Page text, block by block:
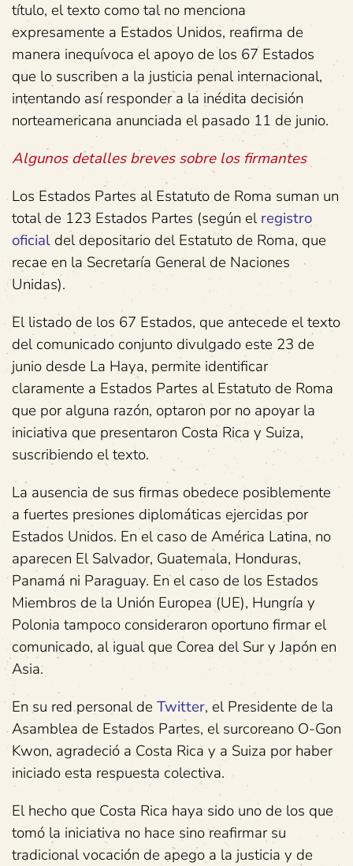
título, el texto como tal no menciona
expresamente a Estados Unidos, reafirma de
manera inequívoca el apoyo de los 67 Estados
que lo suscriben a la justicia penal internacional,
intentando así responder a la inédita decisión
norteamericana anunciada el pasado 11 de junio.
Algunos detalles breves sobre los firmantes
Los Estados Partes al Estatuto de Roma suman un
total de 123 Estados Partes (según elregistro
oficial del depositario del Estatuto de Roma, que
recae en la Secretaría General de Naciones
Unidas).
El listado de los 67 Estados, que antecede el texto
del comunicado conjunto divulgado este 23 de
junio desde La Haya, permite identificar
claramente a Estados Partes al Estatuto de Roma
que por alguna razón, optaron por no apoyar la
iniciativa que presentaron Costa Rica y Suiza,
suscribiendo el texto.
La ausencia de sus firmas obedece posiblemente
a fuertes presiones diplomáticas ejercidas por
Estados Unidos. En el caso de América Latina, no
aparecen El Salvador, Guatemala, Honduras,
Panamá ni Paraguay. En el caso de los Estados
Miembros de la Unión Europea (UE), Hungría y
Polonia tampoco consideraron oportuno firmar el
comunicado, al igual que Corea del Sur y Japón en
Asia.
En su red personal de Twitter, el Presidente de la
Asamblea de Estados Partes, el surcoreano O-Gon
Kwon, agradeció a Costa Rica y a Suiza por haber
iniciado esta respuesta colectiva.
El hecho que Costa Rica haya sido uno de los que
tomó la iniciativa no hace sino reafirmar su
tradicional vocación de apego a la justicia y de